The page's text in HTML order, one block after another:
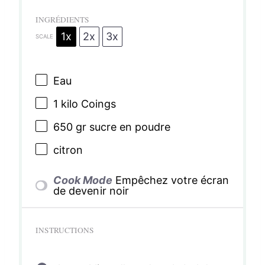
INGRÉDIENTS
SCALE 1x 2x 3x
Eau
1 kilo Coings
650gr sucre en poudre
citron
Cook Mode Empêchez votre écran
de devenir noir
INSTRUCTIONS